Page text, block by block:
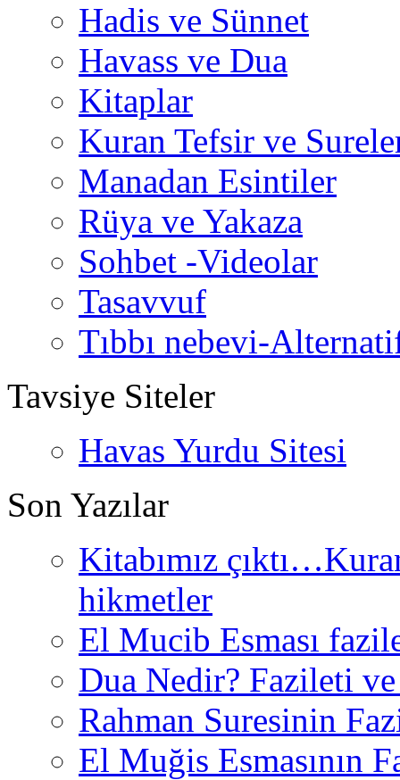
Hadis ve Sünnet
Havass ve Dua
Kitaplar
Kuran Tefsir ve
Manadan Esintiler
Rüya ve Yakaza
Sohbet -Videolar
Tasavvuf
Tıbbı nebevi-
Tavsiye Siteler
Havas Yurdu Sitesi
Son Yazılar
Kitabımız
hikmetler
El Mucib Esması
Dua Nedir? Fazileti
Rahman Suresinin
El Muğis Esmasının